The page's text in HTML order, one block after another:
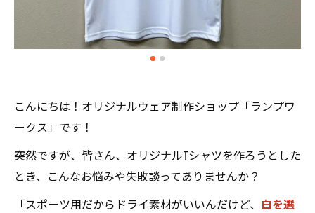
こんにちは！オリジナルウェア制作ショップ「ランプワ
ークス」です！
突然ですが、皆さん、オリジナルTシャツを作ろうとした
とき、こんなお悩みや失敗談ってありませんか？
「スポーツ用だからドライ素材がいいんだけど、 白を選